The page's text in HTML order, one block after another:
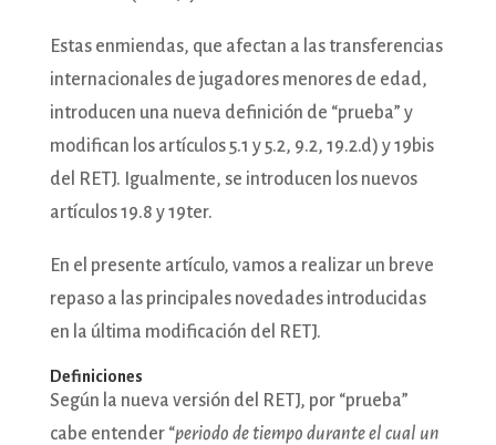
Estas enmiendas, que afectan a las transferencias
internacionales de jugadores menores de edad,
introducen una nueva definición de “prueba” y
modifican los artículos 5.1 y 5.2, 9.2, 19.2.d) y 19bis
del RETJ. Igualmente, se introducen los nuevos
artículos 19.8 y 19ter.
En el presente artículo, vamos a realizar un breve
repaso a las principales novedades introducidas
en la última modificación del RETJ.
Definiciones
Según la nueva versión del RETJ, por “prueba”
cabe entender “periodo de tiempo durante el cual un